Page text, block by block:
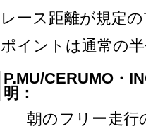
レース距離が規定
ポイントは通常の
P.MU/CERUMO・
明：
朝のフリー走行